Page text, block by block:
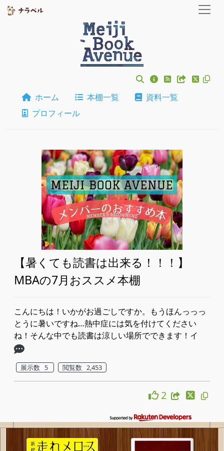
ホーム 本棚一覧
資料一覧
プロフィール
【暑くても読書は出来る！！！】
MBAの7月おススメ本棚
こんにちは！いかがお過ごしですか。​もうほんっっっ
とうに暑いですね…​熱中症には気を付けてください
ね！​そんな中でも読書は涼しい場所でできます！​イ
展示数 5 閲覧数 2,453
2